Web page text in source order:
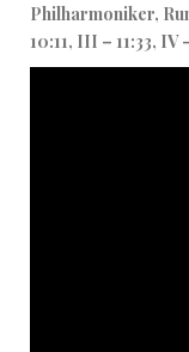
Philharmoniker,
10:11, III – 11:33, IV